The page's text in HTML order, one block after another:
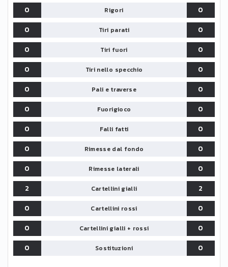
0 Rigori
0
0
Tiri parati
0
0
Tiri fuori
0
0
Tiri nello specchio
0
0
Pali e traverse
0
0
Fuorigioco
0
0
Falli fatti
0
0
Rimesse dal fondo
0
0
Rimesse laterali
0
2
Cartellini gialli
2
0
Cartellini rossi
0
0
Cartellini gialli + rossi
0
0
Sostituzioni 0